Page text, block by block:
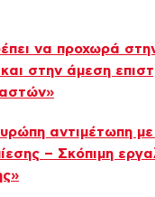
να προχωρά
στην άμεση
αντιμέτωπη με
– Σκόπιμη